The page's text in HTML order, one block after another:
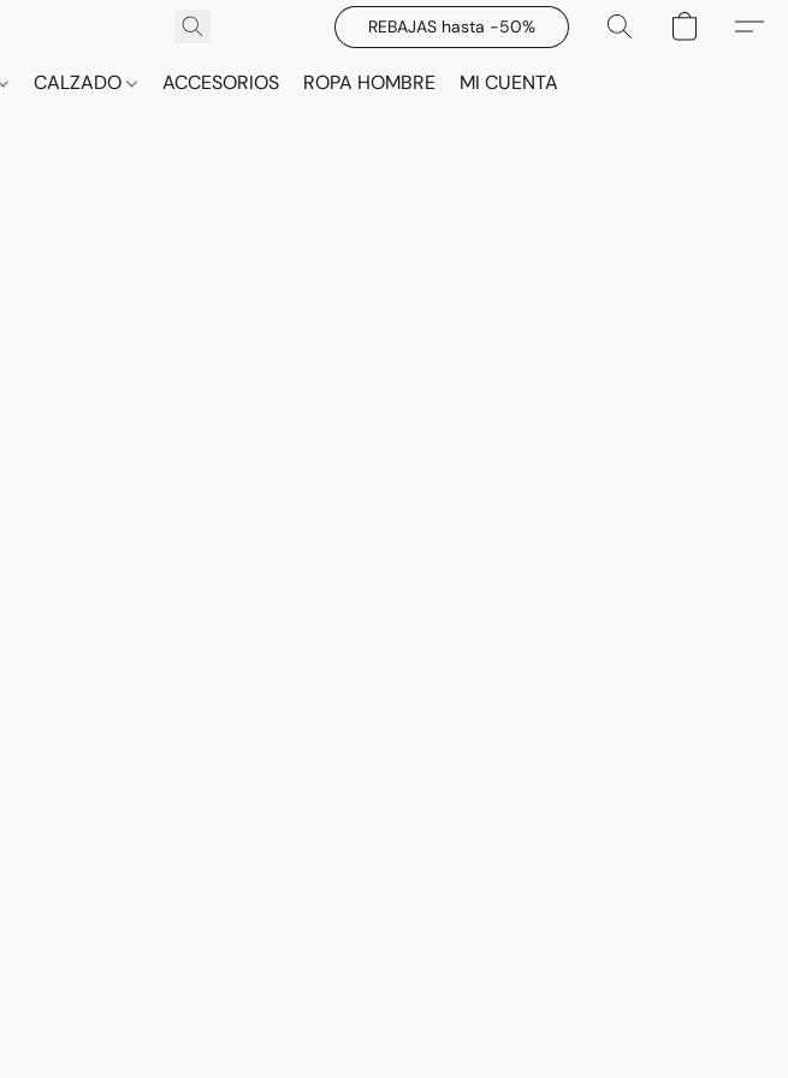
REBAJAS hasta -50%
CALZADO ACCESORIOS ROPA HOMBRE MI CUENTA